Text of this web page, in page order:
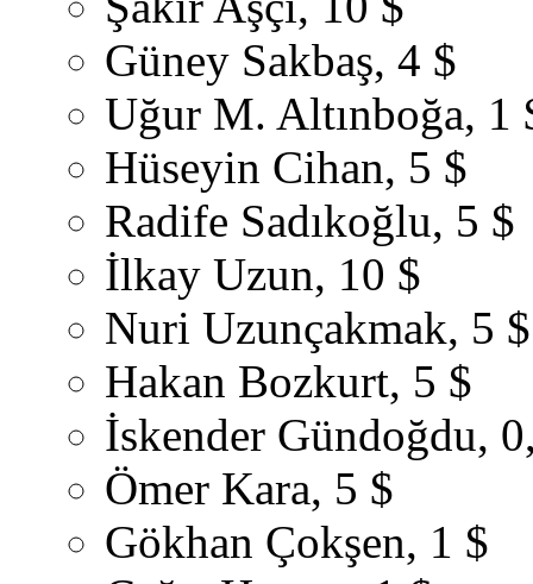
Güney Sakbaş, 4 $
Uğur M. Altınboğa, 1
Hüseyin Cihan, 5 $
Radife Sadıkoğlu, 5 $
İlkay Uzun, 10 $
Nuri Uzunçakmak, 5 $
Hakan Bozkurt, 5 $
İskender Gündoğdu,
Ömer Kara, 5 $
Gökhan Çokşen, 1 $